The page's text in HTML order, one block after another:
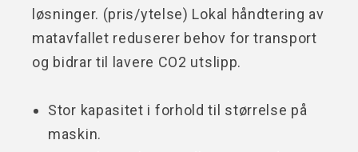
løsninger. (pris/ytelse) Lokal håndtering av
matavfallet reduserer behov for transport
og bidrar til lavere CO2 utslipp.
Stor kapasitet i forhold til størrelse på
maskin.